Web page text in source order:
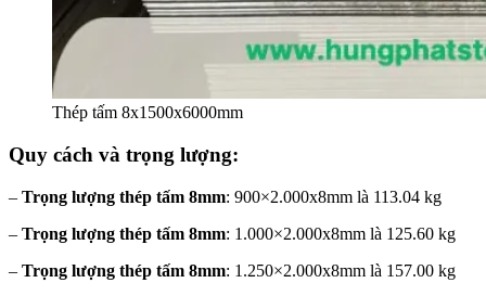
Thép tấm 8x1500x6000mm
Quy cách và trọng lượng:
– Trọng lượng thép tấm 8mm: 900×2.000x8mm là 113.04 kg
– Trọng lượng thép tấm 8mm: 1.000×2.000x8mm là 125.60 kg
– Trọng lượng thép tấm 8mm: 1.250×2.000x8mm là 157.00 kg